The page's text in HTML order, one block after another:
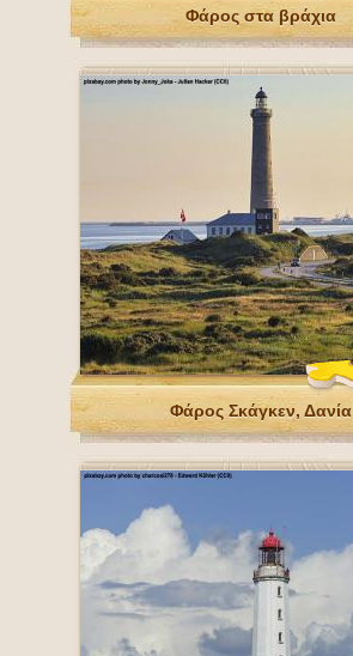
Φάρος στα βράχια
Φάρος Σκάγκεν, Δανία